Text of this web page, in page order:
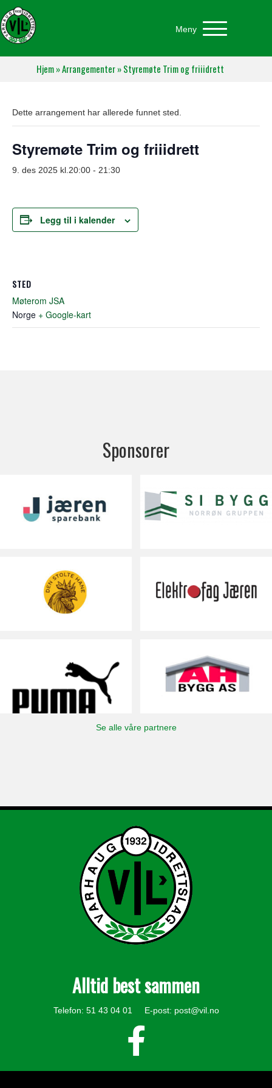
Meny
Hjem»Arrangementer»Styremøte Trim og friiidrett
Dette arrangement har allerede funnet sted.
Styremøte Trim og friiidrett
9. des 2025 kl.20:00 - 21:30
Legg til i kalender
STED
Møterom JSA
Norge + Google-kart
Sponsorer
Se alle våre partnere
Alltid best sammen
Telefon: 51 43 04 01 E-post: post@vil.no